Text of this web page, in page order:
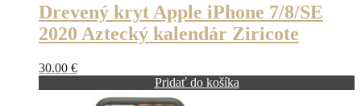
Drevený kryt Apple iPhone 7/8/SE
2020 Aztecký kalendár Ziricote
30.00 €
Pridať do košíka